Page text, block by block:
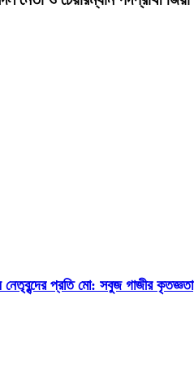
নেতৃবৃন্দের প্রতি মো: সবুজ গাজীর কৃতজ্ঞতা